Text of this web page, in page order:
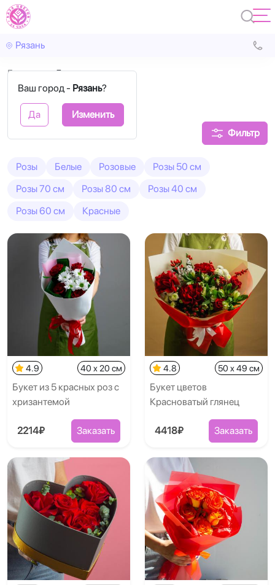
Рязань
Ваш город - Рязань?
Да Изменить
Главная 5 роз
5 роз букеты
Фильтр
Розы Белые Розовые
Розы 50 см
Розы 70 см
Розы 80 см
Розы 40 см
Розы 60 см
Красные
4.9 40 x 20 см
Букет из 5 красных роз с
хризантемой
2214₽ Заказать
4.8 50 x 49 см
Букет цветов
Красноватый глянец
4418₽ Заказать